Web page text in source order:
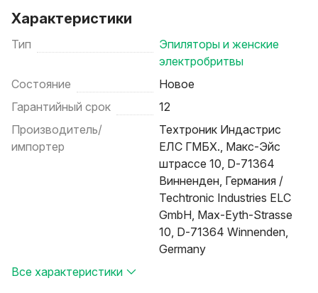
Характеристики
Тип
Эпиляторы и женские
электробритвы
Состояние
Новое
Гарантийный срок
12
Производитель/
импортер
Техтроник Индастрис
ЕЛС ГМБХ., Макс-Эйс
штрассе 10, D-71364
Винненден, Германия /
Techtronic Industries ELC
GmbH, Max-Eyth-Strasse
10, D-71364 Winnenden,
Germany
Все характеристики